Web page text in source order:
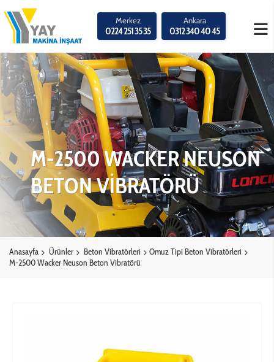
Merkez
0224 251 35 35
Ankara
0312 340 40 45
M-2500 WACKER NEUSON
BETON VİBRATÖRÜ
Anasayfa Ürünler Beton Vibratörleri
Omuz Tipi Beton Vibratörleri
M-2500 Wacker Neuson Beton Vibratörü